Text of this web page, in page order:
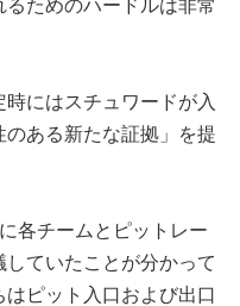
ためのハードルは非常
にはスチュワードが入
ある新たな証拠」を提
各チームとピットレー
ていたことが分かって
ピット入口および出口